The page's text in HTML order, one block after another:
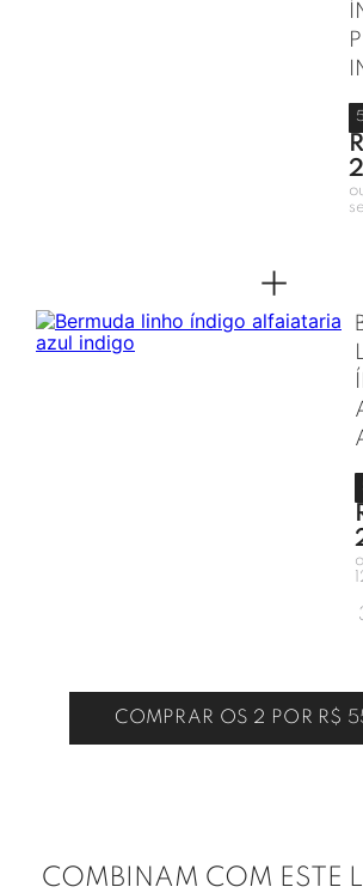
+
COMPRAR OS 2 POR R$
COMBINAM COM ESTE